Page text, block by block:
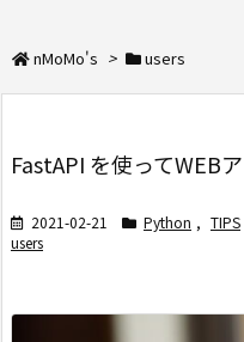
nMoMo's > users
FastAPI を使ってWEB
2021-02-21 Python , TIPS
users